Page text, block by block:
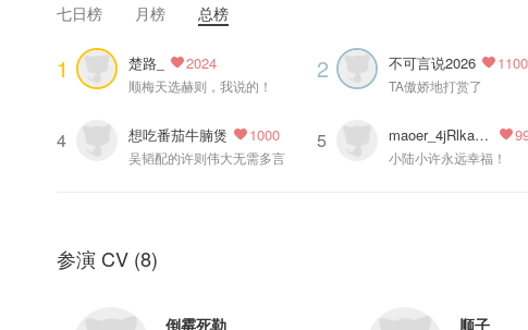
陆赫扬：顺子
顾昀迟：倔强的小红
陆青墨：云鹤追
池嘉寒：木小柏
温然：孙路路（特邀出演）
七日榜 月榜 总榜
1 楚路_ 2024
顺梅天选赫则，我说的！
2 不可言说2026 1100
TA傲娇地打赏了
4 想吃番茄牛腩煲 1000
吴韬配的许则伟大无需多言
5 maoer_4jRlkaY7fG8G
小陆小许永远幸福！
参演 CV (8)
倒霉死勒 顺子